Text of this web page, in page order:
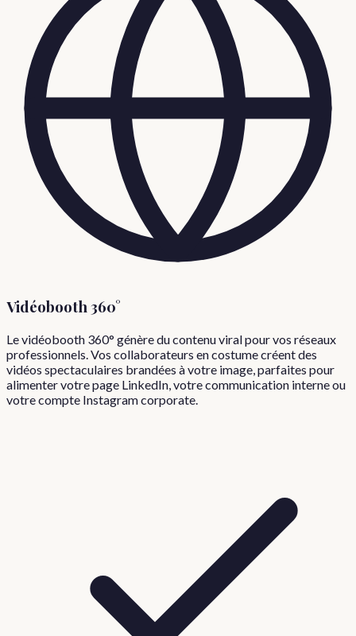
Vidéobooth 360°
Le vidéobooth 360° génère du contenu viral pour vos réseaux
professionnels. Vos collaborateurs en costume créent des
vidéos spectaculaires brandées à votre image, parfaites pour
alimenter votre page LinkedIn, votre communication interne ou
votre compte Instagram corporate.